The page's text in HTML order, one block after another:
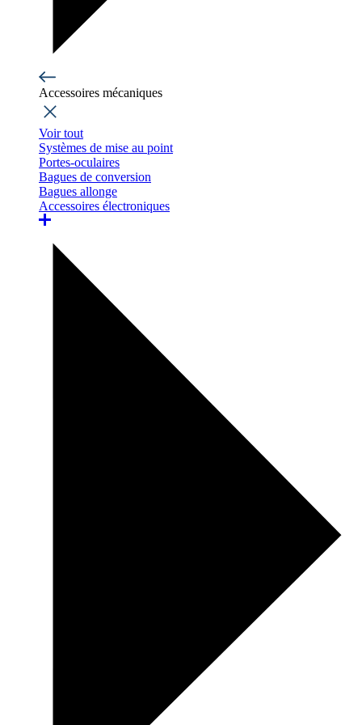
Accessoires mécaniques
Voir tout
Systèmes de mise au point
Portes-oculaires
Bagues de conversion
Bagues allonge
Accessoires électroniques